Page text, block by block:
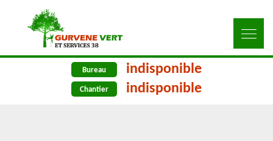
Bureau indisponible
Chantier indisponible